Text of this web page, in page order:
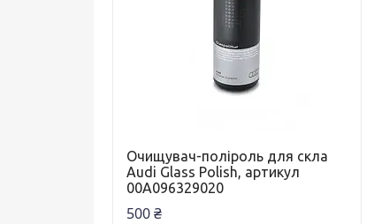
Очищувач-поліроль для скла
Audi Glass Polish, артикул
00A096329020
500 ₴